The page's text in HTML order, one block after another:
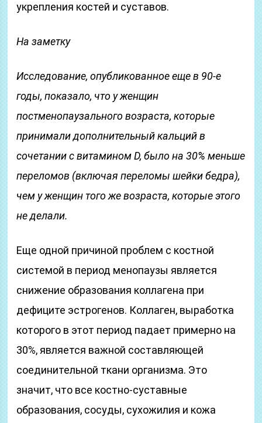
укрепления костей и суставов.
На заметку
Исследование, опубликованное еще в 90-е
годы, показало, что у женщин
постменопаузального возраста, которые
принимали дополнительный кальций в
сочетании с витамином D, было на 30% меньше
переломов (включая переломы шейки бедра),
чем у женщин того же возраста, которые этого
не делали.
Еще одной причиной проблем с костной
системой в период менопаузы является
снижение образования коллагена при
дефиците эстрогенов. Коллаген, выработка
которого в этот период падает примерно на
30%, является важной составляющей
соединительной ткани организма. Это
значит, что все костно-суставные
образования, сосуды, сухожилия и кожа